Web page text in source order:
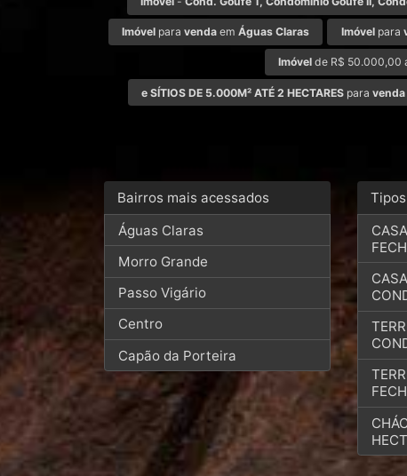
Imóvel paravenda emÁguas Claras Imóvelpara
Imóvel de R$ 50.000,00
e SÍTIOS DE 5.000M² ATÉ 2 HECTARES paravenda
Bairros mais acessados
Águas Claras
Morro Grande
Passo Vigário
Centro
Capão da Porteira